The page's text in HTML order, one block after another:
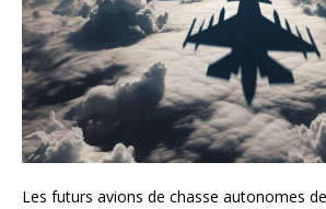
Les futurs avions de chasse autonomes